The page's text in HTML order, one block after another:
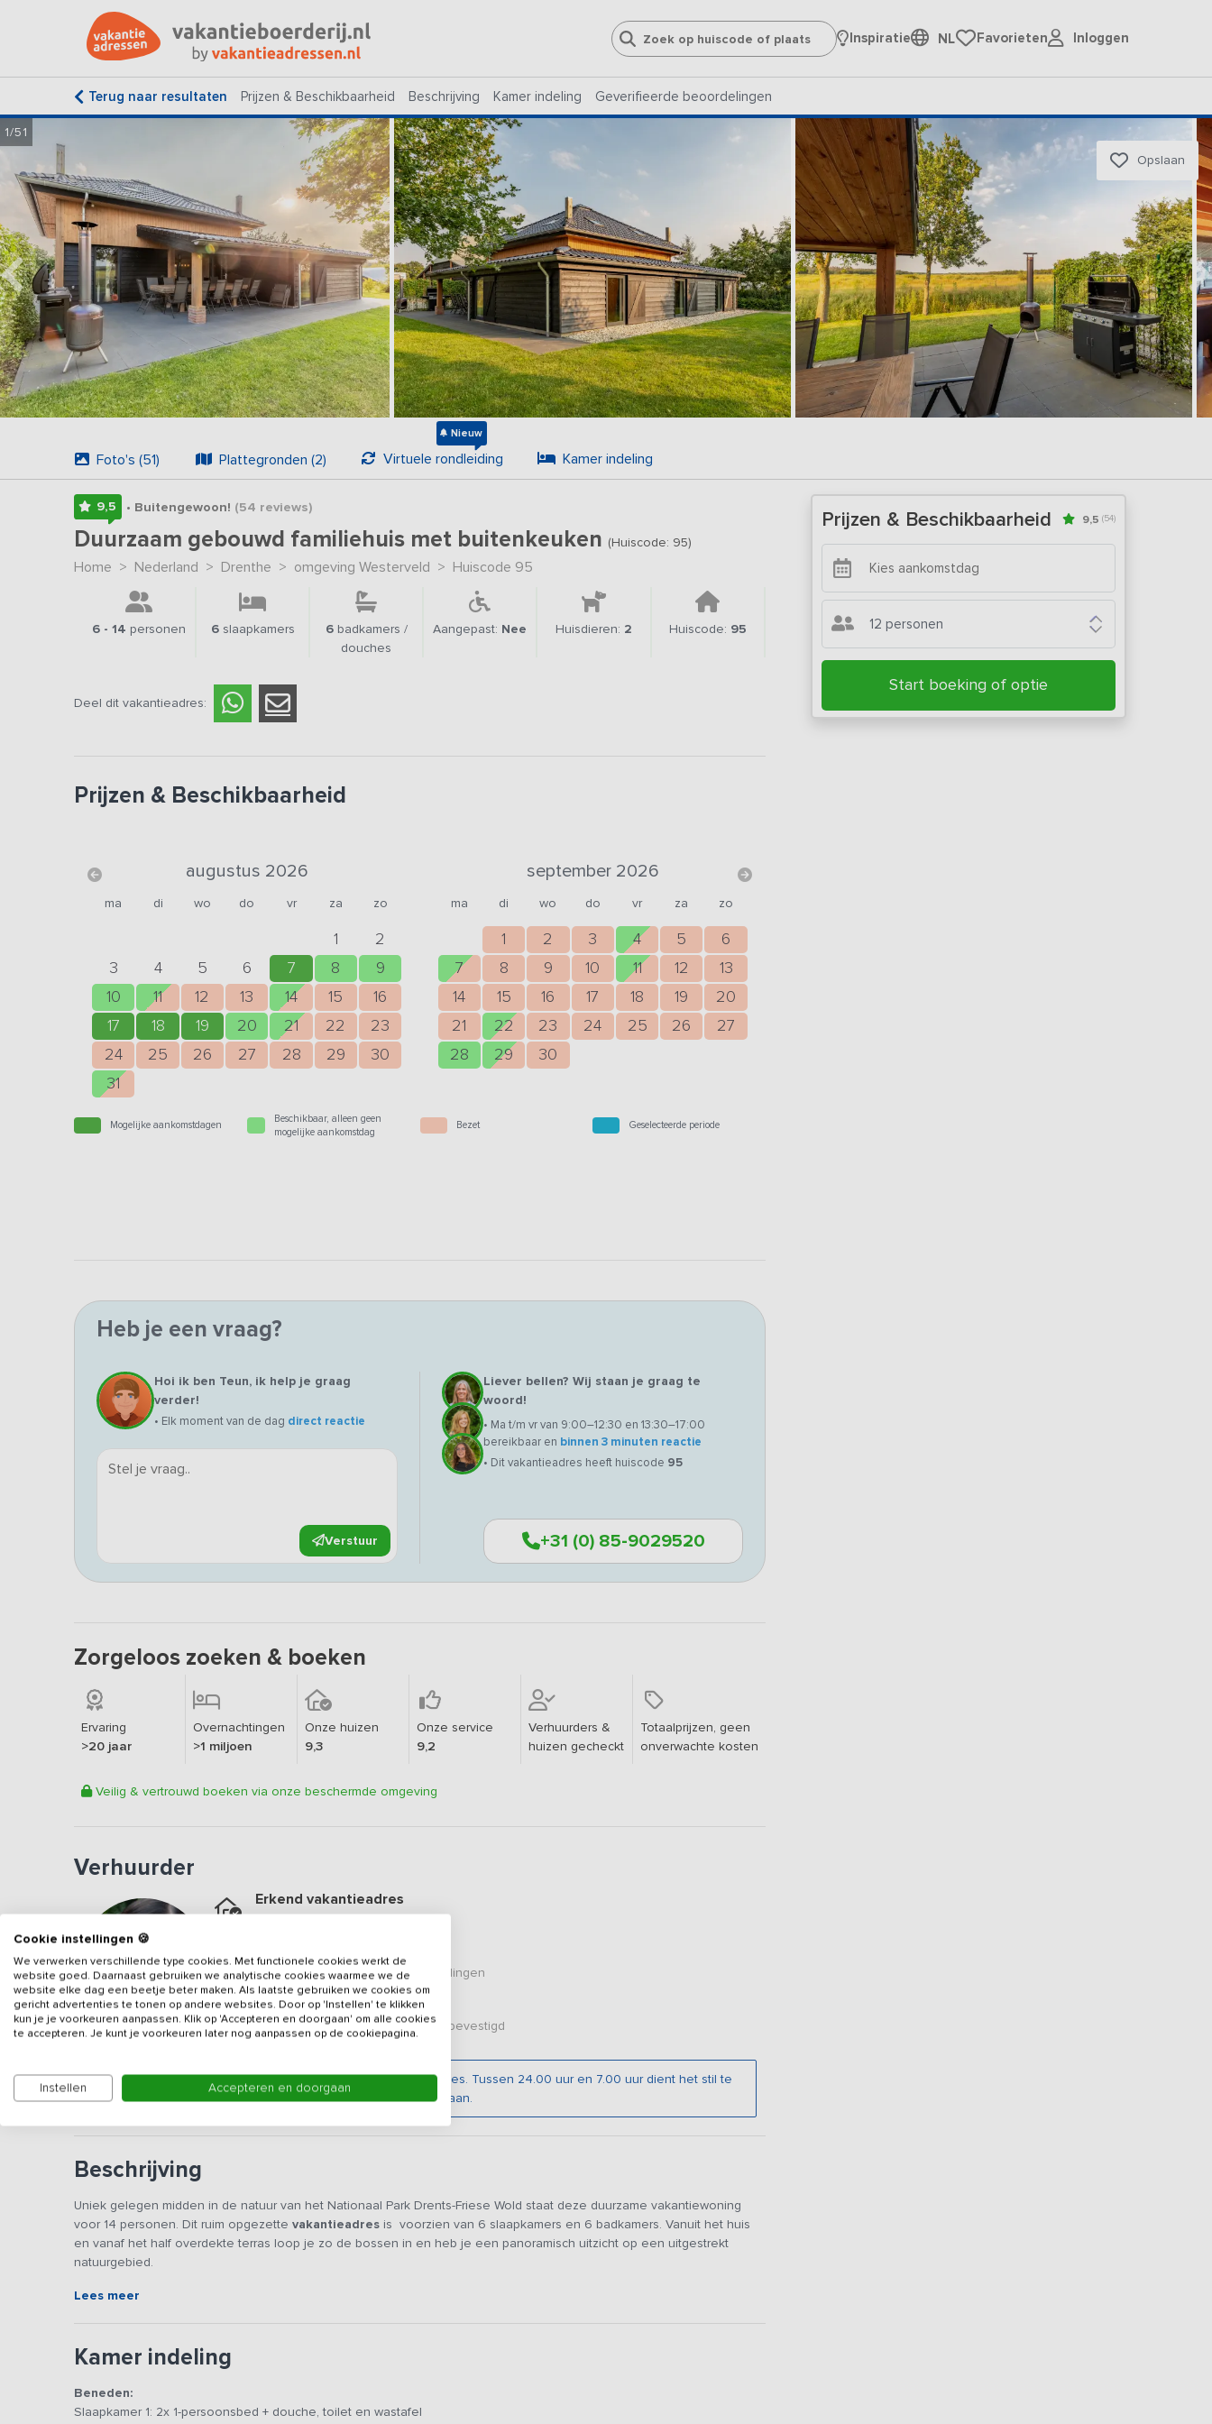
Inspiratie NL Favorieten Inloggen
Terug naar resultaten Prijzen & Beschikbaarheid Beschrijving Kamer indeling Geverifieerde beoordelingen
1/51
Opslaan
Foto's (51) Plattegronden (2) Virtuele rondleiding
Nieuw
Kamer indeling
9,5 • Buitengewoon! (54 reviews)
Duurzaam gebouwd familiehuis met buitenkeuken (Huiscode: 95)
Home > Nederland > Drenthe > omgeving Westerveld > Huiscode 95
6 - 14 personen 6slaapkamers 6badkamers /
douches
Aangepast: Nee Huisdieren: 2 Huiscode: 95
Deel dit vakantieadres:
Prijzen & Beschikbaarheid
augustus 2026
ma di wo do vr za zo
1
2
3
4 5 6 7 8
9
10
11 12 13 14 15
16
17
18 19 20 21 22
23
24
25 26 27 28 29
30
31
september 2026
ma di wo do vr za zo
1 2 3 4 5
6
7
8 9 10 11 12
13
14
15 16 17 18 19
20
21
22 23 24 25 26
27
28
29 30
Mogelijke aankomstdagen
Beschikbaar, alleen geen
mogelijke aankomstdag
Bezet Geselecteerde periode
Heb je een vraag?
Hoi ik ben Teun, ik help je graag
verder!
• Elk moment van de dag direct reactie
Verstuur
Liever bellen? Wij staan je graag te
woord!
• Ma t/m vr van 9:00–12:30 en 13:30–17:00
bereikbaar en binnen 3 minuten reactie
• Dit vakantieadres heeft huiscode 95
+31 (0) 85-9029520
Zorgeloos zoeken & boeken
Ervaring
>20 jaar
Overnachtingen
>1 miljoen
Onze huizen
9,3
Onze service
9,2
Verhuurders &
huizen gecheckt
Totaalprijzen, geen
onverwachte kosten
Veilig & vertrouwd boeken via onze beschermde omgeving
Verhuurder
Erkend vakantieadres
Een9.5op basis van54 beoordelingen
Veilig & vertrouwd
Gegevens van de verhuurder zijn bevestigd
Deze vakantiewoning wordt voornamelijk verhuurd aan families. Tussen 24.00 uur en 7.00 uur dient het stil te
zijn. Harde muziek - zowel binnen als buiten - is niet toegestaan.
Beschrijving
Uniek gelegen midden in de natuur van het Nationaal Park Drents-Friese Wold staat deze duurzame vakantiewoning
voor 14 personen. Dit ruim opgezette vakantieadres is voorzien van 6 slaapkamers en 6 badkamers. Vanuit het huis
en vanaf het half overdekte terras loop je zo de bossen in en heb je een panoramisch uitzicht op een uitgestrekt
natuurgebied.
De grote leefruimte is landelijk ingericht en voorzien van meubels van steigerhout. Er is een fraaie zithoek met
een groot kookschiereiland is voorzien van een 6 pits inductiekookplaat, oven, afwasmachine, combimagnetron en
het half overkapte terras en het fraaie Drentse landschap.
Lees meer
Kamer indeling
Beneden:
Slaapkamer 1: 2x 1-persoonsbed + douche, toilet en wastafel
Prijzen & Beschikbaarheid 9,5 (54)
12 personen
Start boeking of optie
Cookie instellingen 🍪
We verwerken verschillende type cookies. Met functionele cookies werkt de
website goed. Daarnaast gebruiken we analytische cookies waarmee we de
website elke dag een beetje beter maken. Als laatste gebruiken we cookies om
gericht advertenties te tonen op andere websites. Door op 'Instellen' te klikken
kun je je voorkeuren aanpassen. Klik op 'Accepteren en doorgaan' om alle cookies
te accepteren. Je kunt je voorkeuren later nog aanpassen op de cookiepagina.
Instellen Accepteren en doorgaan